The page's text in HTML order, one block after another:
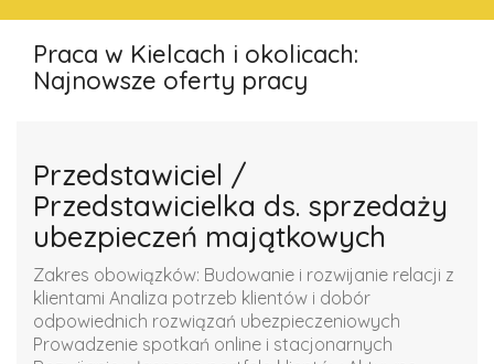
Praca w Kielcach i okolicach:
Najnowsze oferty pracy
Przedstawiciel /
Przedstawicielka ds. sprzedaży
ubezpieczeń majątkowych
Zakres obowiązków: Budowanie i rozwijanie relacji z
klientami Analiza potrzeb klientów i dobór
odpowiednich rozwiązań ubezpieczeniowych
Prowadzenie spotkań online i stacjonarnych